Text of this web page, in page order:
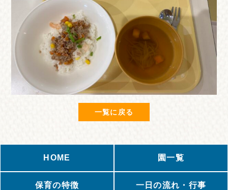
一覧に戻る
HOME 園一覧
保育の特徴 一日の流れ・行事